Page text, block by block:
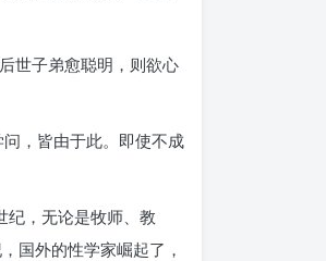
世子弟愈聪明，则欲心
，皆由于此。即使不成
纪，无论是牧师、教
国外的性学家崛起了，